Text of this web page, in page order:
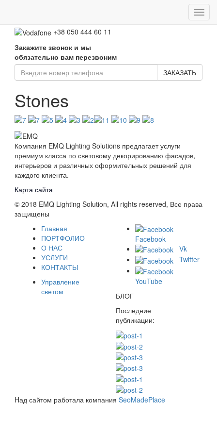
+38 050 444 60 11
Закажите звонок и мы
обязательно вам перезвоним
ЗАКАЗАТЬ
Stones
Компания EMQ Lighting Solutions предлагает услуги
премиум класса по световому декорированию фасадов,
интерьеров и различных оформительных решений для
каждого клиента.
Карта сайта
© 2018 EMQ Lighting Solution, All rights reserved, Все права
защищены
Главная
ПОРТФОЛИО
О НАС
УСЛУГИ
КОНТАКТЫ
Управление
светом
Facebook
Vk
Twitter
YouTube
БЛОГ
Последние
публикации:
Hад сайтом работала компания SeoMadePlace